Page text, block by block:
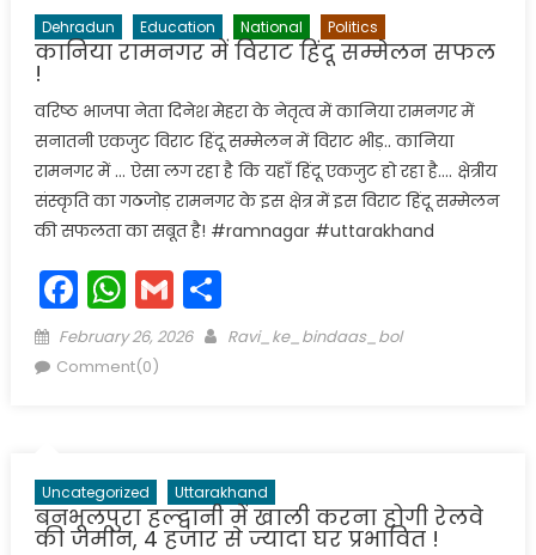
Dehradun Education National Politics
कानिया रामनगर में विराट हिंदू सम्मेलन सफल
!
वरिष्ठ भाजपा नेता दिनेश मेहरा के नेतृत्व में कानिया रामनगर में
सनातनी एकजुट विराट हिंदू सम्मेलन में विराट भीड़.. कानिया
रामनगर में … ऐसा लग रहा है कि यहाँ हिंदू एकजुट हो रहा है…. क्षेत्रीय
संस्कृति का गठजोड़ रामनगर के इस क्षेत्र में इस विराट हिंदू सम्मेलन
की सफलता का सबूत है! #ramnagar #uttarakhand
Facebook
WhatsApp
GmailShare
Posted
on
February 26, 2026 Author
Ravi_ke_bindaas_bol
Comment(0)
Uncategorized Uttarakhand
बनभूलपुरा हल्द्वानी में खाली करना होगी रेलवे
की जमीन, 4 हजार से ज्यादा घर प्रभावित !